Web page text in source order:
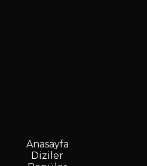
Anasayfa
Diziler